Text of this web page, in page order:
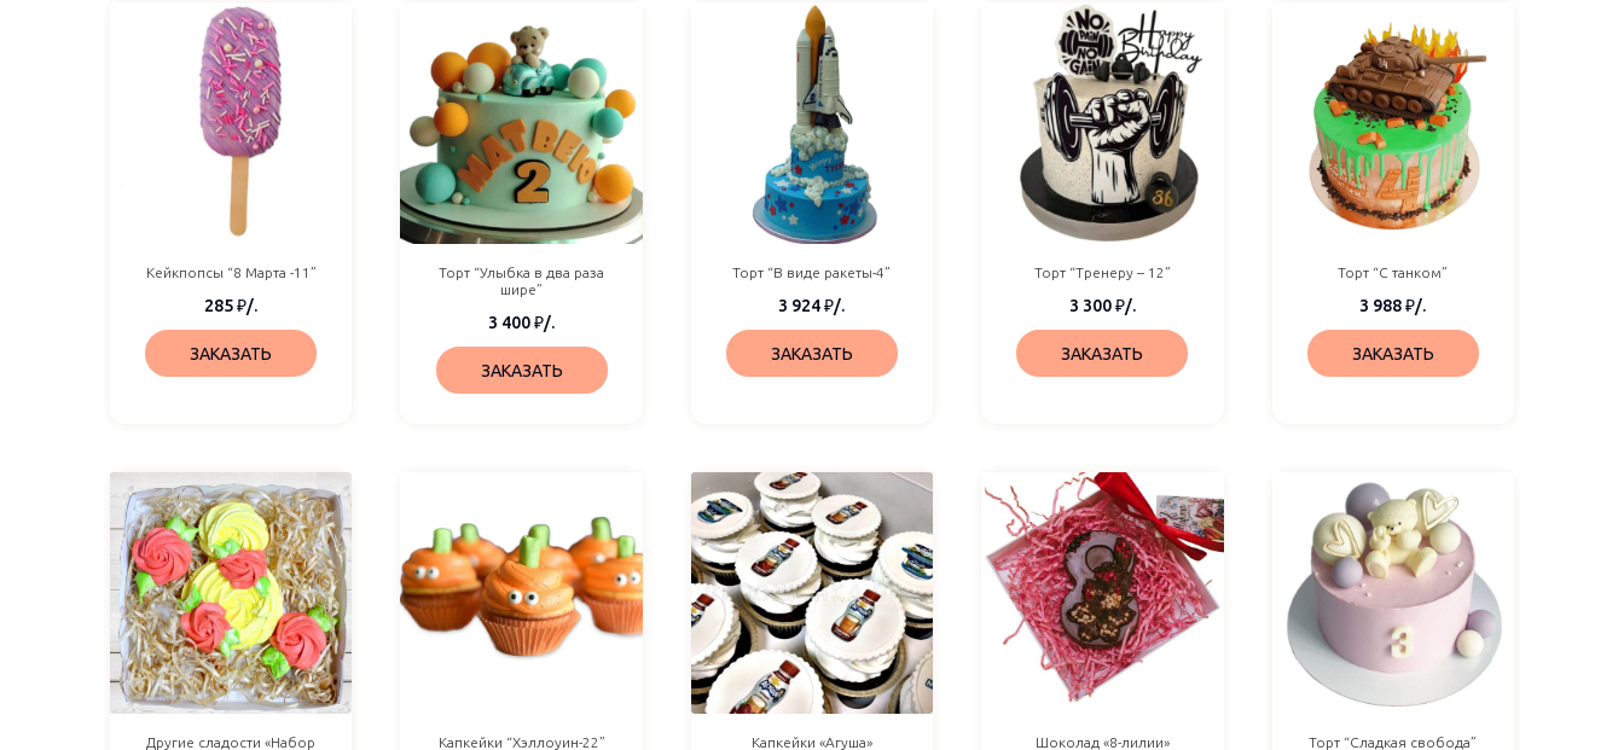
Кейкпопсы “8 Марта -11”
285₽/.
ЗАКАЗАТЬ
Торт “Улыбка в два раза
шире”
3 400₽/.
ЗАКАЗАТЬ
Торт “В виде ракеты-4”
3 924₽/.
ЗАКАЗАТЬ
Торт “Тренеру – 12”
3 300₽/.
ЗАКАЗАТЬ
Торт “С танком”
3 988₽/.
ЗАКАЗАТЬ
Другие сладости «Набор
Капкейки “Хэллоуин-22” Капкейки «Агуша» Шоколад «8-лилии» Торт “Сладкая свобода”